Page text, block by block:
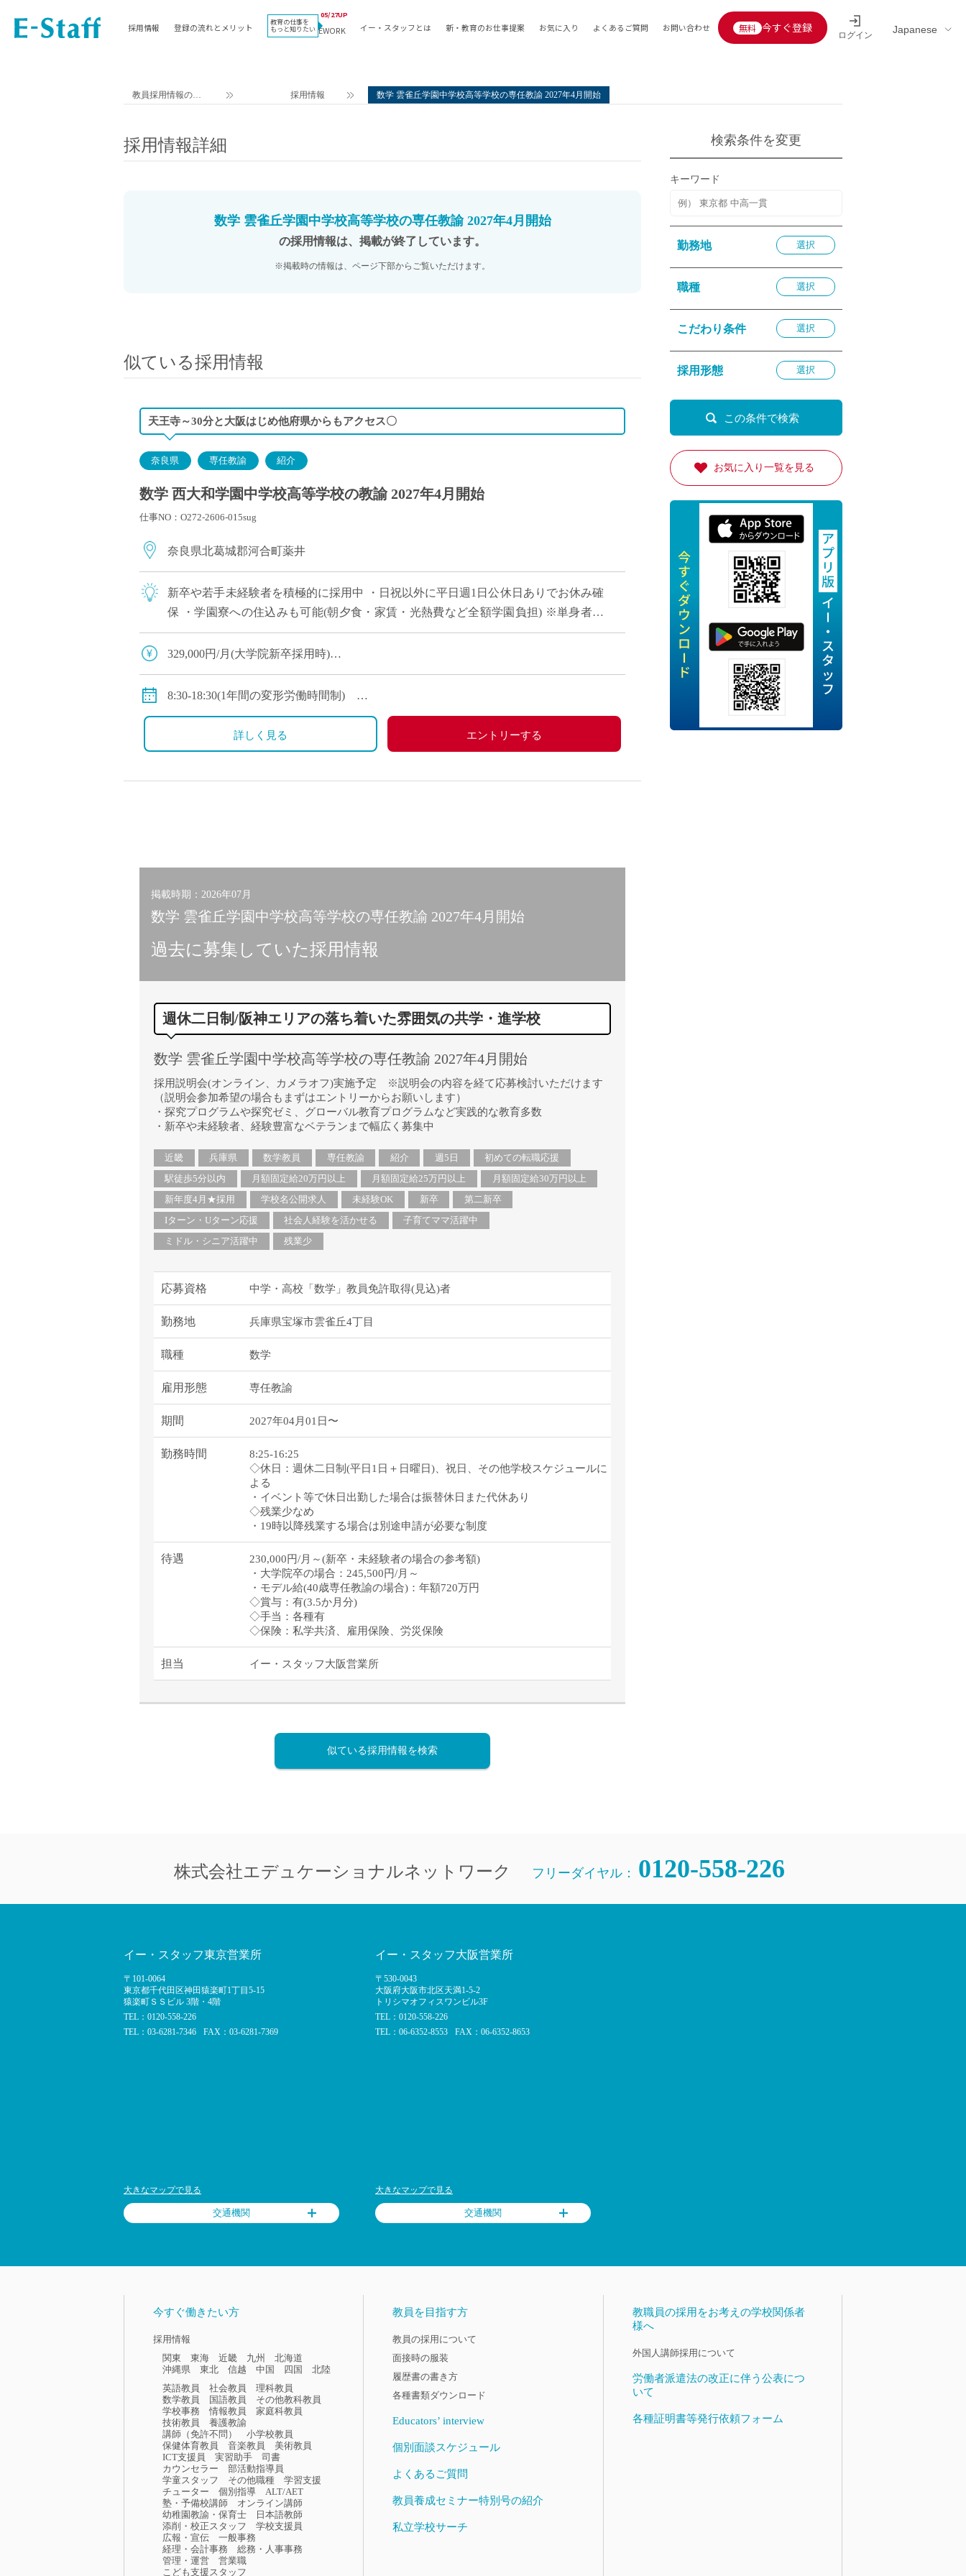
採用情報
情報教員
家庭科教員
保健体育教員
ICT支援員
実習助手
司書
部活動指導員
学童スタッフ
塾・予備校講師
幼稚園教諭・保育士
添削・校正スタッフ
学校支援員
こども支援スタッフ
常勤講師
正社員
契約社員
月額固定給25万円以上
月額固定給20万円以上
駅徒歩10分以内
駅徒歩5分以内
英語力を活かす
初めての転職応援
週5日
即日★急募採用
学校名公開求人
Iターン・Uターン応援
直雇用チャンスあり
登録の流れとメリット
教育の仕事を
もっと知りたい
05/27UP
EWORK
イー・スタッフとは 新・教育のお仕事提案 お気に入り よくあるご質問 お問い合わせ 今すぐ登録
ログイン
教員採用情報のイ
採用情報 数学 雲雀丘学園中学校高等学校の専任教諭 2027年4月開始
採用情報詳細
数学 雲雀丘学園中学校高等学校の専任教諭 2027年4月開始
の採用情報は、掲載が終了しています。
※掲載時の情報は、ページ下部からご覧いただけます。
似ている採用情報
天王寺～30分と大阪はじめ他府県からもアクセス〇
奈良県 専任教諭 紹介
数学 西大和学園中学校高等学校の教諭 2027年4月開始
仕事NO：O272-2606-015sug
奈良県北葛城郡河合町薬井
新卒や若手未経験者を積極的に採用中 ・日祝以外に平日週1日公休日ありでお休み確
保 ・学園寮への住込みも可能(朝夕食・家賃・光熱費など全額学園負担) ※単身者に
限る。若手教員の経済的・生活的な自立を全面的にバックアップ ・ […]
329,000円/月(大学院新卒採用時)
・291,000円/円(大学新卒採用時)
◇賞与：有(6ヶ月分※初年度は4ヶ月分)
・通勤手当：上限50,000円)
・住居手当：賃貸の場合は上限27,000円)
8:30-18:30(1年間の変形労働時間制)
◇休日：月～土のうち1日公休日、祝日
・その他、夏季や年末年始、春季休暇、他学校スケジュールによる
詳しく見る エントリーする
掲載時期：2026年07月
数学 雲雀丘学園中学校高等学校の専任教諭 2027年4月開始
過去に募集していた採用情報
週休二日制/阪神エリアの落ち着いた雰囲気の共学・進学校
数学 雲雀丘学園中学校高等学校の専任教諭 2027年4月開始
採用説明会(オンライン、カメラオフ)実施予定 ※説明会の内容を経て応募検討いただけます
（説明会参加希望の場合もまずはエントリーからお願いします）
・探究プログラムや探究ゼミ、グローバル教育プログラムなど実践的な教育多数
・新卒や未経験者、経験豊富なベテランまで幅広く募集中
近畿 兵庫県 数学教員 専任教諭 紹介 週5日
初めての転職応援
駅徒歩5分以内
月額固定給20万円以上 月額固定給25万円以上
月額固定給30万円以上
新年度4月★採用
学校名公開求人 未経験OK 新卒
第二新卒
Iターン・Uターン応援
社会人経験を活かせる
子育てママ活躍中
ミドル・シニア活躍中
残業少
応募資格 中学・高校「数学」教員免許取得(見込)者
勤務地 兵庫県宝塚市雲雀丘4丁目
職種 数学
雇用形態 専任教諭
期間 2027年04月01日〜
勤務時間
8:25-16:25
◇休日：週休二日制(平日1日＋日曜日)、祝日、その他学校スケジュールに
よる
・イベント等で休日出勤した場合は振替休日また代休あり
◇残業少なめ
・19時以降残業する場合は別途申請が必要な制度
待遇
230,000円/月～(新卒・未経験者の場合の参考額)
・大学院卒の場合：245,500円/月～
・モデル給(40歳専任教諭の場合)：年額720万円
◇賞与：有(3.5か月分)
◇手当：各種有
◇保険：私学共済、雇用保険、労災保険
担当 イー・スタッフ大阪営業所
似ている採用情報を検索
検索条件を変更
キーワード
勤務地 選択
職種 選択
こだわり条件 選択
採用形態 選択
お気に入り一覧を見る
株式会社エデュケーショナルネットワーク フリーダイヤル： 0120-558-226
イー・スタッフ東京営業所
〒101-0064
東京都千代田区神田猿楽町1丁目5-15
猿楽町ＳＳビル 3階・4階
TEL：0120-558-226
TEL：03-6281-7346
FAX：03-6281-7369
大きなマップで見る
交通機関
イー・スタッフ大阪営業所
〒530-0043
大阪府大阪市北区天満1-5-2
トリシマオフィスワンビル3F
TEL：0120-558-226
TEL：06-6352-8553
FAX：06-6352-8653
大きなマップで見る
交通機関
今すぐ働きたい方
採用情報
関東
東海 近畿 九州
北海道
沖縄県
東北 信越 中国 四国
北陸
英語教員
社会教員
理科教員
数学教員
国語教員
その他教科教員
学校事務
情報教員
家庭科教員
技術教員
養護教諭
講師（免許不問）
小学校教員
保健体育教員
音楽教員
美術教員
ICT支援員
実習助手
司書
カウンセラー
部活動指導員
学童スタッフ
その他職種
学習支援
チューター
個別指導
ALT/AET
塾・予備校講師
オンライン講師
幼稚園教諭・保育士
日本語教師
添削・校正スタッフ
学校支援員
広報・宣伝
一般事務
経理・会計事務
総務・人事事務
管理・運営
営業職
こども支援スタッフ
教員を目指す方
教員の採用について
面接時の服装
履歴書の書き方
各種書類ダウンロード
Educators’ interview
個別面談スケジュール
よくあるご質問
教員養成セミナー特別号の紹介
私立学校サーチ
教職員の採用をお考えの学校関係者
様へ
外国人講師採用について
労働者派遣法の改正に伴う公表につ
いて
各種証明書等発行依頼フォーム